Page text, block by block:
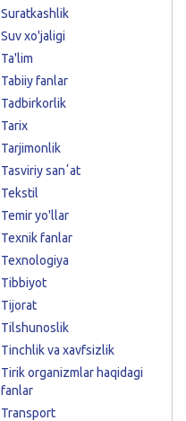
Suratkashlik
Suv xo'jaligi
Ta'lim
Tabiiy fanlar
Tadbirkorlik
Tarix
Tarjimonlik
Tasviriy sanʼat
Tekstil
Temir yo'llar
Texnik fanlar
Texnologiya
Tibbiyot
Tijorat
Tilshunoslik
Tinchlik va xavfsizlik
Tirik organizmlar haqidagi
fanlar
Transport